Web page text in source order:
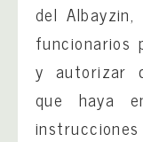
del
funcionarios
y autorizar
que haya